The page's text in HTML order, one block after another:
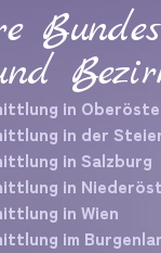
in
in der
in Salzburg
in
in Wien
im